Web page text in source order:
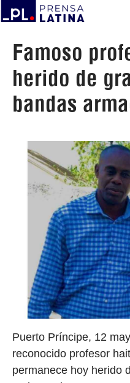
Famoso
herido de
bandas
Puerto Príncipe, 12
reconocido profesor
permanece hoy herido